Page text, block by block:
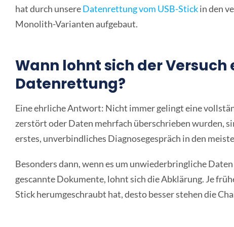
hat durch unsereDatenrettung vom USB-Stickin den
Monolith-Varianten aufgebaut.
Wann lohnt sich der
Datenrettung?
Eine ehrliche Antwort: Nicht immer gelingt eine
zerstört oder Daten mehrfach überschrieben wurden,
erstes, unverbindliches Diagnosegespräch in den
Besonders dann, wenn es um unwiederbringliche
gescannte Dokumente, lohnt sich die Abklärung. Je
Stick herumgeschraubt hat, desto besser stehen die